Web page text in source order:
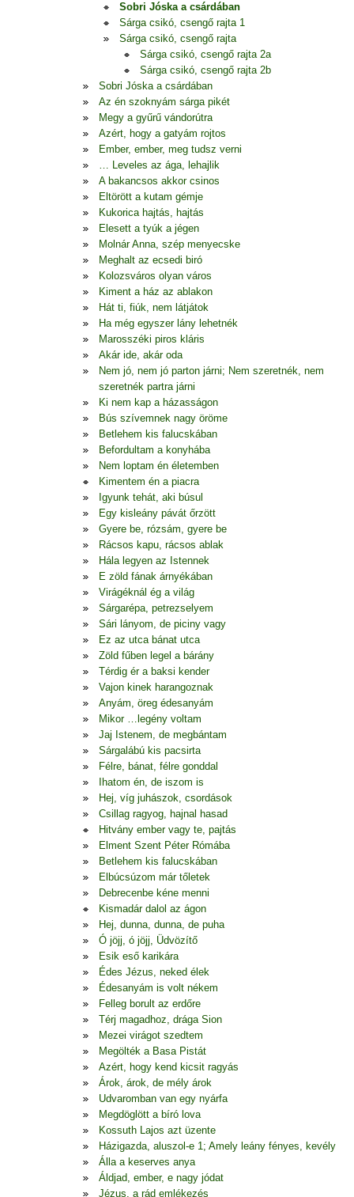
Sobri Jóska a csárdában
Sárga csikó, csengő rajta 1
Sárga csikó, csengő rajta
Sárga csikó, csengő rajta 2a
Sárga csikó, csengő rajta 2b
Sobri Jóska a csárdában
Az én szoknyám sárga pikét
Megy a gyűrű vándorútra
Azért, hogy a gatyám rojtos
Ember, ember, meg tudsz verni
… Leveles az ága, lehajlik
A bakancsos akkor csinos
Eltörött a kutam gémje
Kukorica hajtás, hajtás
Elesett a tyúk a jégen
Molnár Anna, szép menyecske
Meghalt az ecsedi biró
Kolozsváros olyan város
Kiment a ház az ablakon
Hát ti, fiúk, nem látjátok
Ha még egyszer lány lehetnék
Marosszéki piros kláris
Akár ide, akár oda
Nem jó, nem jó parton járni; Nem szeretnék, nem
szeretnék partra járni
Ki nem kap a házasságon
Bús szívemnek nagy öröme
Betlehem kis falucskában
Befordultam a konyhába
Nem loptam én életemben
Kimentem én a piacra
Igyunk tehát, aki búsul
Egy kisleány pávát őrzött
Gyere be, rózsám, gyere be
Rácsos kapu, rácsos ablak
Hála legyen az Istennek
E zöld fának árnyékában
Virágéknál ég a világ
Sárgarépa, petrezselyem
Sári lányom, de piciny vagy
Ez az utca bánat utca
Zöld fűben legel a bárány
Térdig ér a baksi kender
Vajon kinek harangoznak
Anyám, öreg édesanyám
Mikor …legény voltam
Jaj Istenem, de megbántam
Sárgalábú kis pacsirta
Félre, bánat, félre gonddal
Ihatom én, de iszom is
Hej, víg juhászok, csordások
Csillag ragyog, hajnal hasad
Hitvány ember vagy te, pajtás
Elment Szent Péter Rómába
Betlehem kis falucskában
Elbúcsúzom már tőletek
Debrecenbe kéne menni
Kismadár dalol az ágon
Hej, dunna, dunna, de puha
Ó jöjj, ó jöjj, Üdvözítő
Esik eső karikára
Édes Jézus, neked élek
Édesanyám is volt nékem
Felleg borult az erdőre
Térj magadhoz, drága Sion
Mezei virágot szedtem
Megölték a Basa Pistát
Azért, hogy kend kicsit ragyás
Árok, árok, de mély árok
Udvaromban van egy nyárfa
Megdöglött a bíró lova
Kossuth Lajos azt üzente
Házigazda, aluszol-e 1; Amely leány fényes, kevély
Álla a keserves anya
Áldjad, ember, e nagy jódat
Jézus, a rád emlékezés